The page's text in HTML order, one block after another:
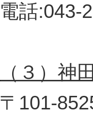
電話:043-
（３）神
〒101-